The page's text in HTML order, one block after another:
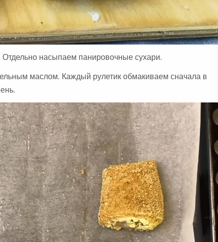
насыпаем панировочные сухари.
маслом. Каждый рулетик обмакиваем сначала в